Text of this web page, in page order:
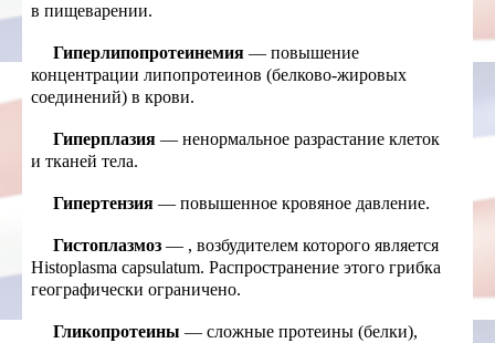
в пищеварении.
Гиперлипопротеинемия — повышение
концентрации липопротеинов (белково-жировых
соединений) в крови.
Гиперплазия — ненормальное разрастание клеток
и тканей тела.
Гипертензия — повышенное кровяное давление.
Гистоплазмоз — , возбудителем которого является
Histoplasma capsulatum. Распространение этого грибка
географически ограничено.
Гликопротеины — сложные протеины (белки),